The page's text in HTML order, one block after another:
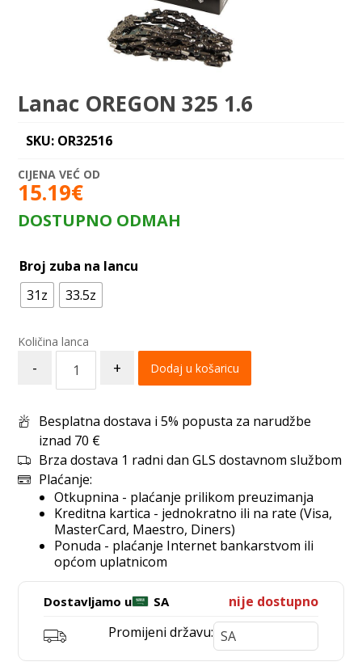
Lanac OREGON 325 1.6
SKU: OR32516
15.19€
DOSTUPNO ODMAH
Broj zuba na lancu
31z
33.5z
- + Dodaj u košaricu
Besplatna dostava i 5% popusta za narudžbe
iznad 70 €
Brza dostava 1 radni dan GLS dostavnom službom
Plaćanje:
Otkupnina - plaćanje prilikom preuzimanja
Kreditna kartica - jednokratno ili na rate (Visa,
MasterCard, Maestro, Diners)
Ponuda - plaćanje Internet bankarstvom ili
općom uplatnicom
Dostavljamo u SA
nije dostupno
Promijeni državu: